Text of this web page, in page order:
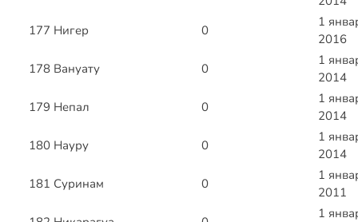
177 Нигер 0
1
2016
178 Вануату 0
1
2014
179 Непал 0
1
2014
180 Науру 0
1
2014
181 Суринам 0
1
2011
1